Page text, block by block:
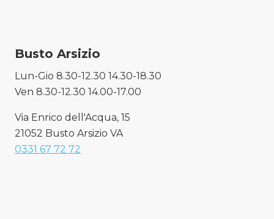
Busto Arsizio
Lun-Gio 8.30-12.30 14.30-18.30
Ven 8.30-12.30 14.00-17.00
Via Enrico dell'Acqua, 15
21052 Busto Arsizio VA
0331 67 72 72